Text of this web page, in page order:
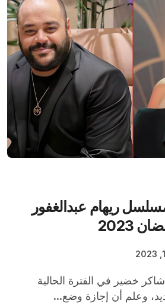
ريهام عبدالغفور
2023
وعلم أن إجازة وضع...